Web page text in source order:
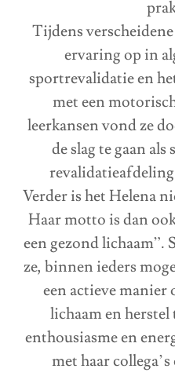
Tijdens
ervaring op in
sportrevalidatie en
met een
leerkansen vond ze
de slag te gaan
Verder is het Helena
Haar motto is dan
een gezond lichaam”.
ze, binnen ieders
een actieve manier
lichaam en
enthousiasme en
met haar